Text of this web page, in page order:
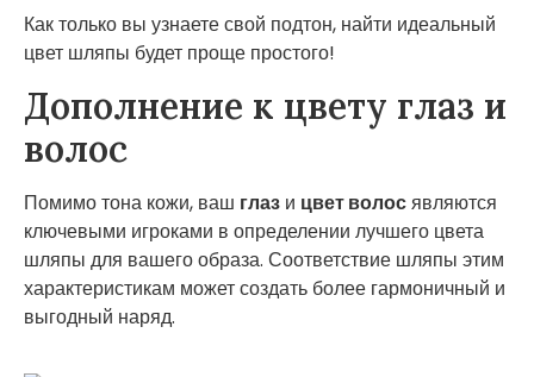
Как только вы узнаете свой подтон, найти идеальный
цвет шляпы будет проще простого!
Дополнение к цвету глаз и
волос
Помимо тона кожи, ваш глаз и цвет волосявляются
ключевыми игроками в определении лучшего цвета
шляпы для вашего образа. Соответствие шляпы этим
характеристикам может создать более гармоничный и
выгодный наряд.